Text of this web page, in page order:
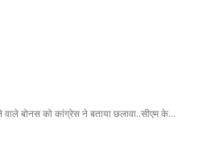
वाले बोनस को कांग्रेस ने बताया छलावा..सीएम के...